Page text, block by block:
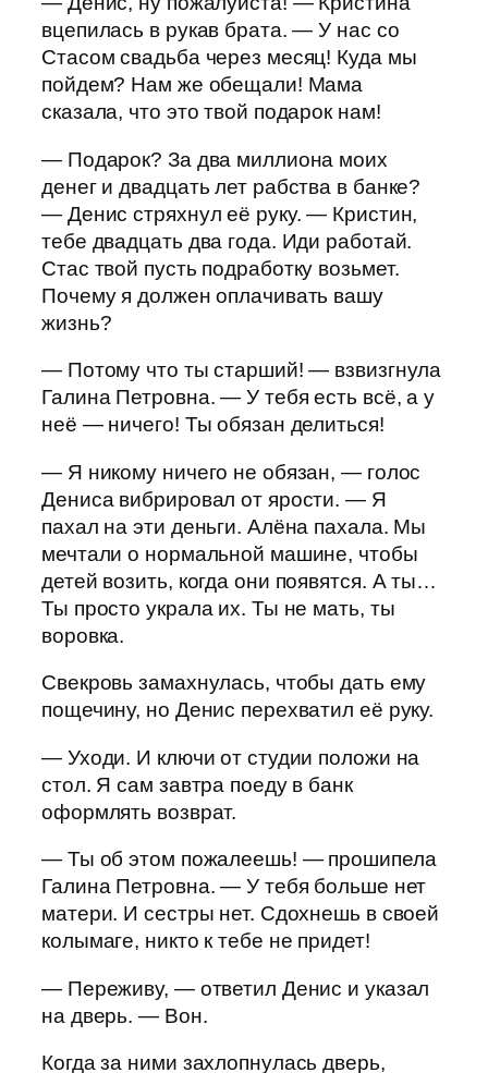
вцепилась в рукав брата. — У нас со
Стасом свадьба через месяц! Куда мы
пойдем? Нам же обещали! Мама
сказала, что это твой подарок нам!
— Подарок? За два миллиона моих
денег и двадцать лет рабства в банке?
— Денис стряхнул её руку. — Кристин,
тебе двадцать два года. Иди работай.
Стас твой пусть подработку возьмет.
Почему я должен оплачивать вашу
жизнь?
— Потому что ты старший! — взвизгнула
Галина Петровна. — У тебя есть всё, а у
неё — ничего! Ты обязан делиться!
— Я никому ничего не обязан, — голос
Дениса вибрировал от ярости. — Я
пахал на эти деньги. Алёна пахала. Мы
мечтали о нормальной машине, чтобы
детей возить, когда они появятся. А ты…
Ты просто украла их. Ты не мать, ты
воровка.
Свекровь замахнулась, чтобы дать ему
пощечину, но Денис перехватил её руку.
— Уходи. И ключи от студии положи на
стол. Я сам завтра поеду в банк
оформлять возврат.
— Ты об этом пожалеешь! — прошипела
Галина Петровна. — У тебя больше нет
матери. И сестры нет. Сдохнешь в своей
колымаге, никто к тебе не придет!
— Переживу, — ответил Денис и указал
на дверь. — Вон.
Когда за ними захлопнулась дверь,